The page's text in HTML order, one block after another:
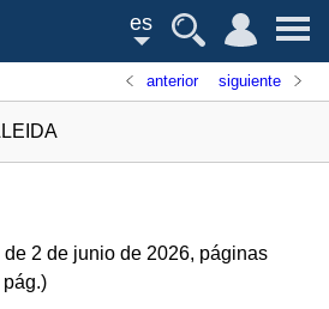
es
anterior siguiente
de 2 de junio de 2026, páginas
pág.)